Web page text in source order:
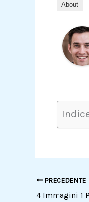
About
PRECEDENTE
4 Immagini 1